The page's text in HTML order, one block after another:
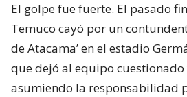
El golpe fue fuerte. El pasado
Temuco cayó por un
de Atacama’ en el estadio
que dejó al equipo
asumiendo la responsabilidad